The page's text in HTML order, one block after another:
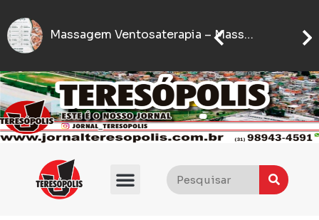
Se IFMG abre inscrições para processo seletivo com quase 5 mil vagas gratuitasFlávio Bolsonaro anuncia quem será seu vice nas eleições presidenciais de 2026